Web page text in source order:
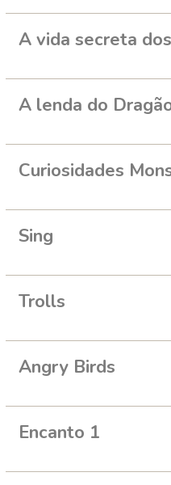
A vida secreta
A lenda do
Curiosidades
Sing
Trolls
Angry Birds
Encanto 1